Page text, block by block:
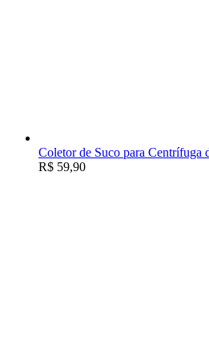
Coletor de Suco para Centrífuga
R$ 59,90